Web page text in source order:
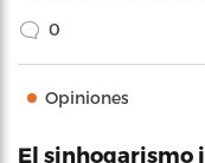
0
Opiniones
El sinhogarismo